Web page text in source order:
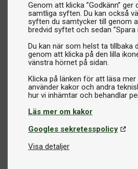
Genom att klicka ”Godkänn”
samtliga syften. Du kan också
syften du samtycker till genom
bredvid syftet och sedan ”Spara
Du kan när som helst ta tillbaka
genom att klicka på den lilla
vänstra hörnet på sidan.
Klicka på länken för att läsa mer
använder kakor och andra
Läs mer om kakor
Googles sekretesspolicy
Visa detaljer